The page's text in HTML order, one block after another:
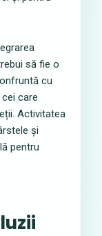
să fie o
cu
care
Activitatea
și
pentru